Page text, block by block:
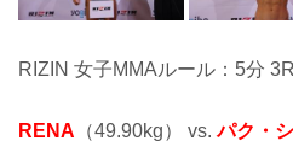
RIZIN 女子MMAルール：5分
RENA （49.90kg） vs.パク・